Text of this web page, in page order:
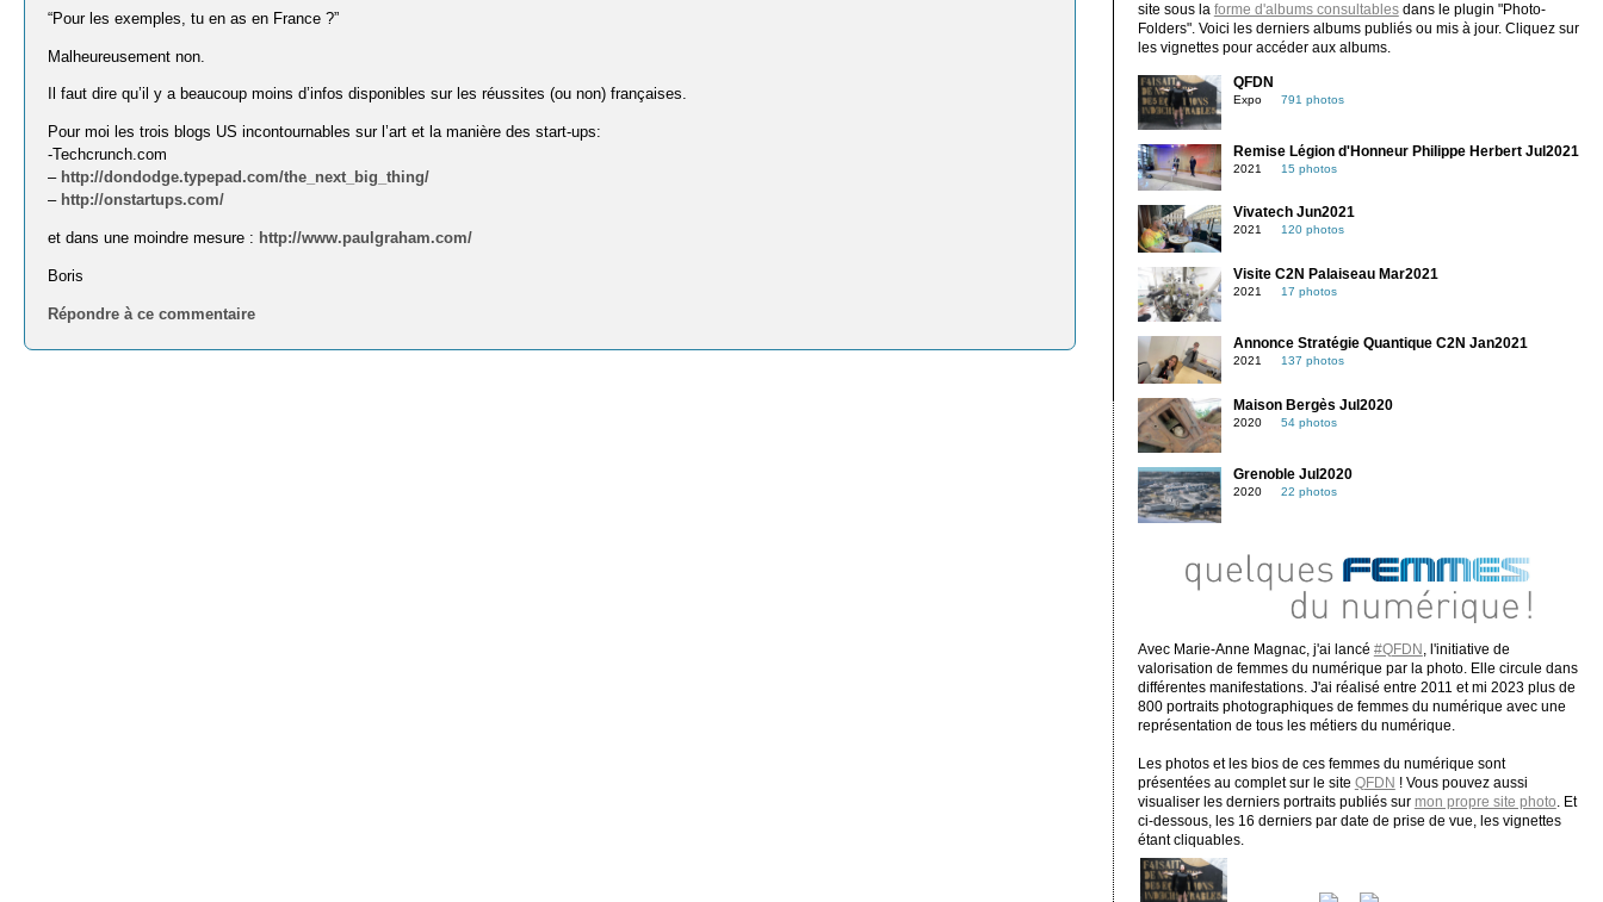
“Pour les exemples, tu en as en France ?”
Malheureusement non.
Il faut dire qu’il y a beaucoup moins d’infos disponibles sur les réussites (ou non) françaises.
Pour moi les trois blogs US incontournables sur l’art et la manière des start-ups:
-Techcrunch.com
– http://dondodge.typepad.com/the_next_big_thing/
– http://onstartups.com/
et dans une moindre mesure : http://www.paulgraham.com/
Boris
Répondre à ce commentaire
site sous la forme d'albums consultablesdans le plugin "Photo-
Folders". Voici les derniers albums publiés ou mis à jour. Cliquez sur
les vignettes pour accéder aux albums.
QFDN
Expo 791 photos
Remise Légion d'Honneur Philippe Herbert Jul2021
2021 15 photos
Vivatech Jun2021
2021 120 photos
Visite C2N Palaiseau Mar2021
2021 17 photos
Annonce Stratégie Quantique C2N Jan2021
2021 137 photos
Maison Bergès Jul2020
2020 54 photos
Grenoble Jul2020
2020 22 photos
Avec Marie-Anne Magnac, j'ai lancé #QFDN
, l'initiative de
valorisation de femmes du numérique par la photo. Elle circule dans
différentes manifestations. J'ai réalisé entre 2011 et mi 2023 plus de
800 portraits photographiques de femmes du numérique avec une
représentation de tous les métiers du numérique.
Les photos et les bios de ces femmes du numérique sont
présentées au complet sur le site QFDN ! Vous pouvez aussi
visualiser les derniers portraits publiés sur mon propre site photo . Et
ci-dessous, les 16 derniers par date de prise de vue, les vignettes
étant cliquables.